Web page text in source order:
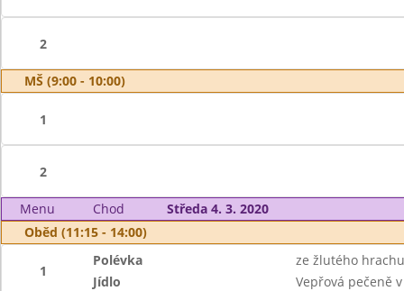
2
MŠ (9:00 - 10:00)
1
2
Menu Chod
Středa 4. 3. 2020
Oběd (11:15 - 14:00)
1
Polévka
ze žlutého
Jídlo
Vepřová pečeně